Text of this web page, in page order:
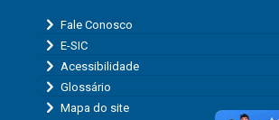
Fale Conosco
E-SIC
Acessibilidade
Glossário
Mapa do site